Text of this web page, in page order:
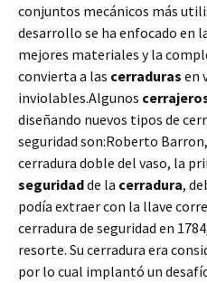
conjuntos mecánicos más
desarrollo se ha enfocado en
mejores materiales y la
convierta a las cerraduras en
inviolables.Algunos
diseñando nuevos tipos de
seguridad son:Roberto
cerradura doble del vaso, la
seguridadde la cerradura,
podía extraer con la llave
cerradura de seguridad en
resorte. Su cerradura era
por lo cual implantó un